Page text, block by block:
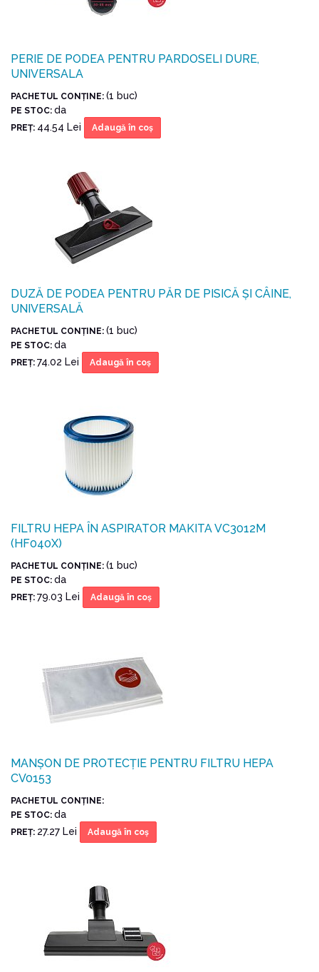
PERIE DE PODEA PENTRU PARDOSELI DURE,
UNIVERSALA
PACHETUL CONŢINE: (1 buc)
PE STOC: da
PREŢ: 44.54 Lei Adaugă în coş
DUZĂ DE PODEA PENTRU PĂR DE PISICĂ ȘI CÂINE,
UNIVERSALĂ
PACHETUL CONŢINE: (1 buc)
PE STOC: da
PREŢ: 74.02 Lei Adaugă în coş
FILTRU HEPA ÎN ASPIRATOR MAKITA VC3012M
(HF040X)
PACHETUL CONŢINE: (1 buc)
PE STOC: da
PREŢ: 79.03 Lei Adaugă în coş
MANȘON DE PROTECȚIE PENTRU FILTRU HEPA
CV0153
PACHETUL CONŢINE:
PE STOC: da
PREŢ: 27.27 Lei Adaugă în coş